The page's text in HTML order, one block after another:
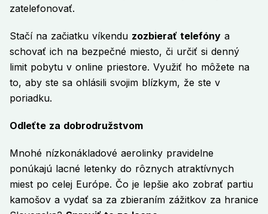
zatelefonovať.
Stačí na začiatku víkendu zozbierať telefóny a
schovať ich na bezpečné miesto, či určiť si denný
limit pobytu v online priestore. Využiť ho môžete na
to, aby ste sa ohlásili svojim blízkym, že ste v
poriadku.
Odleťte za dobrodružstvom
Mnohé nízkonákladové aerolinky pravidelne
ponúkajú lacné letenky do rôznych atraktívnych
miest po celej Európe. Čo je lepšie ako zobrať partiu
kamošov a vydať sa za zbieraním zážitkov za hranice